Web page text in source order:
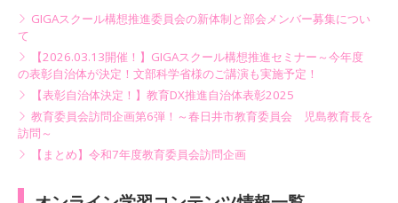
GIGAスクール構想推進委員会の新体制と部会メンバー募集につい
て
【2026.03.13開催！】GIGAスクール構想推進セミナー～今年度
の表彰自治体が決定！文部科学省様のご講演も実施予定！
【表彰自治体決定！】教育DX推進自治体表彰2025
教育委員会訪問企画第6弾！～春日井市教育委員会 児島教育長を
訪問～
【まとめ】令和7年度教育委員会訪問企画